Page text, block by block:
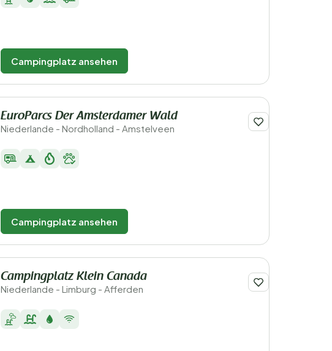
Campingplatz ansehen
EuroParcs Der Amsterdamer Wald
Niederlande - Nordholland - Amstelveen
Campingplatz ansehen
Campingplatz Klein Canada
Niederlande - Limburg - Afferden